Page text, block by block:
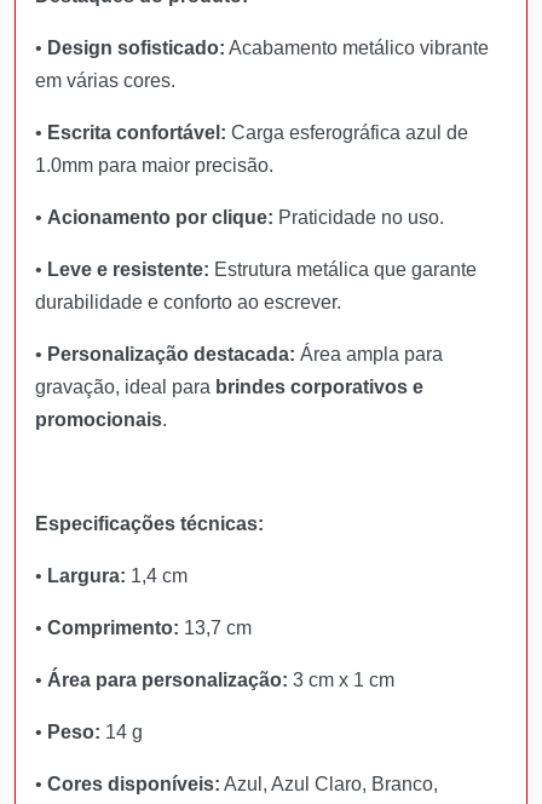
• Design sofisticado: Acabamento metálico vibrante
em várias cores.
• Escrita confortável: Carga esferográfica azul de
1.0mm para maior precisão.
• Acionamento por clique: Praticidade no uso.
• Leve e resistente: Estrutura metálica que garante
durabilidade e conforto ao escrever.
• Personalização destacada: Área ampla para
gravação, ideal para brindes corporativos e
promocionais.
Especificações técnicas:
• Largura: 1,4 cm
• Comprimento: 13,7 cm
• Área para personalização: 3 cm x 1 cm
• Peso: 14 g
• Cores disponíveis: Azul, Azul Claro, Branco,